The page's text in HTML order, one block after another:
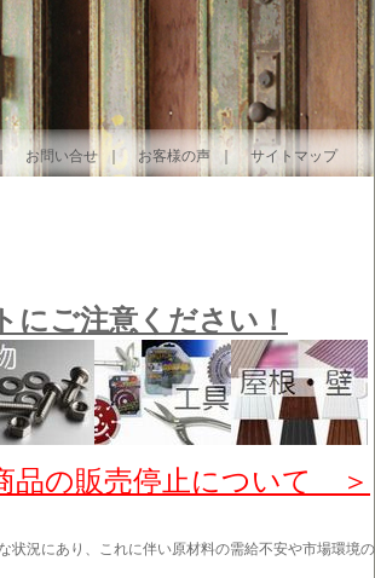
お問い合せ お客様の声 サイトマップ
にご注意ください！
品の販売停止について ＞
状況にあり、これに伴い原材料の需給不安や市場環境の